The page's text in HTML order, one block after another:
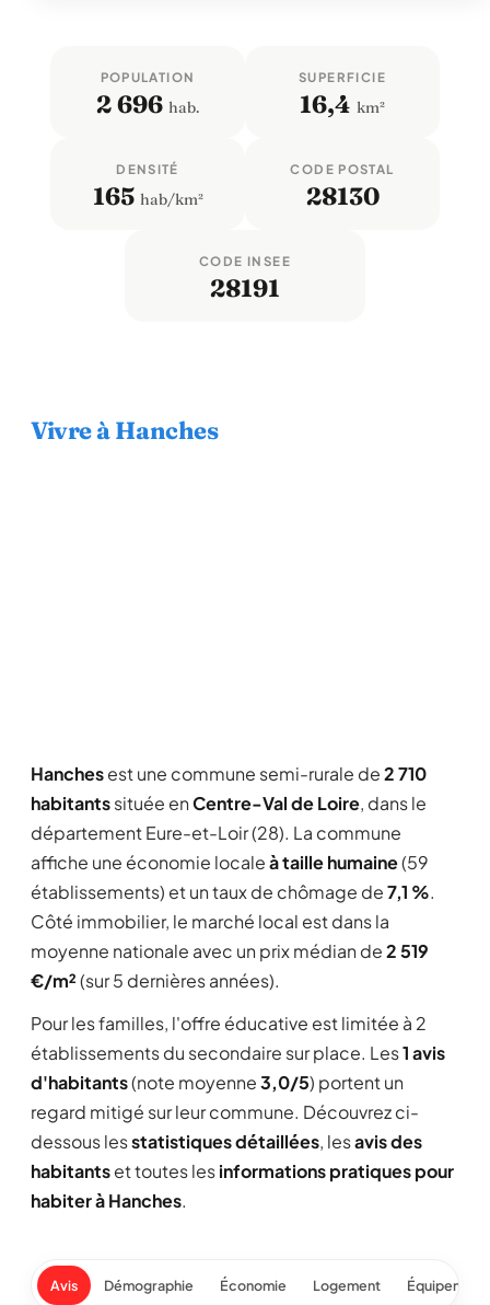
POPULATION
2 696 hab.
SUPERFICIE
16,4 km²
DENSITÉ
165 hab/km²
CODE POSTAL
28130
CODE INSEE
28191
Vivre à Hanches
Hanchesest une commune semi-rurale de2 710
habitantssituée enCentre-Val de Loire, dans le
département Eure-et-Loir (28). La commune
affiche une économie localeà taille humaine(59
établissements) et un taux de chômage de7,1 %.
Côté immobilier, le marché local est dans la
moyenne nationale avec un prix médian de2 519
€/m²(sur 5 dernières années).
Pour les familles, l'offre éducative est limitée à 2
établissements du secondaire sur place. Les1 avis
d'habitants(note moyenne3,0/5) portent un
regard mitigé sur leur commune. Découvrez ci-
dessous lesstatistiques détaillées, lesavis des
habitantset toutes lesinformations pratiques pour
habiter à Hanches.
Avis Démographie Économie Logement